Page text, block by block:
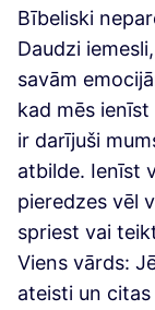
Bībeliski
Daudzi
savām
kad mēs
ir darījuši
atbilde. Ienīst
pieredzes vēl
spriest vai
Viens vārds:
ateisti un